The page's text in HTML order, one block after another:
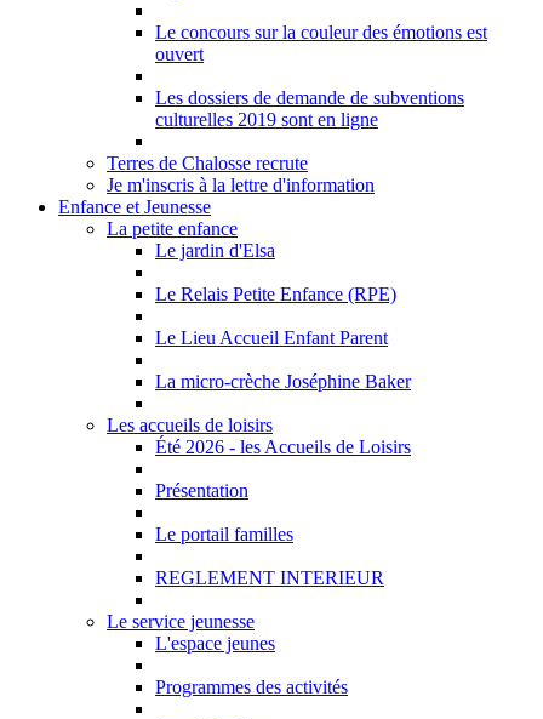
Le concours sur la couleur des émotions est
ouvert
Les dossiers de demande de subventions
culturelles 2019 sont en ligne
Terres de Chalosse recrute
Je m'inscris à la lettre d'information
Enfance et Jeunesse
La petite enfance
Le jardin d'Elsa
Le Relais Petite Enfance (RPE)
Le Lieu Accueil Enfant Parent
La micro-crèche Joséphine Baker
Les accueils de loisirs
Été 2026 - les Accueils de Loisirs
Présentation
Le portail familles
REGLEMENT INTERIEUR
Le service jeunesse
L'espace jeunes
Programmes des activités